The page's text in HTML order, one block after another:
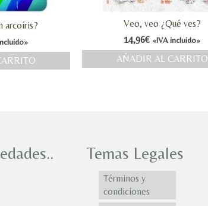
arcoíris?
Veo, veo ¿Qué ves?
14,96€ «IVA incluido»
AÑADIR AL CARRITO
Temas Legales
Términos y
condiciones